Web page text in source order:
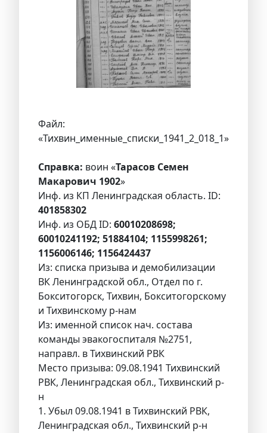
Файл:
«Тихвин_именные_списки_1941_2_018_1»
Справка: воин «Тарасов Семен
Макарович 1902»
Инф. из КП Ленинградская область. ID:
401858302
Инф. из ОБД ID: 60010208698;
60010241192; 51884104; 1155998261;
1156006146; 1156424437
Из: списка призыва и демобилизации
ВК Ленинградской обл., Отдел по г.
Бокситогорск, Тихвин, Бокситогорскому
и Тихвинскому р-нам
Из: именной список нач. состава
команды эвакогоспиталя №2751,
направл. в Тихвинский РВК
Место призыва: 09.08.1941 Тихвинский
РВК, Ленинградская обл., Тихвинский р-
н
1. Убыл 09.08.1941 в Тихвинский РВК,
Ленинградская обл., Тихвинский р-н